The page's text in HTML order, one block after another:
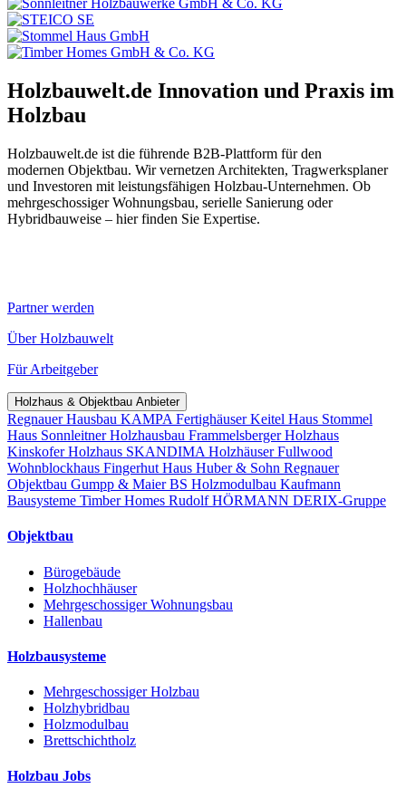
Holzbauwelt.de Innovation und Praxis im
Holzbau
Holzbauwelt.de ist die führende B2B-Plattform für den
modernen Objektbau. Wir vernetzen Architekten, Tragwerksplaner
und Investoren mit leistungsfähigen Holzbau-Unternehmen. Ob
mehrgeschossiger Wohnungsbau, serielle Sanierung oder
Hybridbauweise – hier finden Sie Expertise.
Partner werden
Über Holzbauwelt
Für Arbeitgeber
Holzhaus & Objektbau Anbieter
Regnauer Hausbau KAMPA FertighäuserKeitel Haus Stommel
Haus Sonnleitner Holzhausbau Frammelsberger Holzhaus
Kinskofer Holzhaus SKANDIMA HolzhäuserFullwood
Wohnblockhaus Fingerhut Haus Huber & Sohn Regnauer
Objektbau Gumpp & MaierBS Holzmodulbau Kaufmann
Bausysteme Timber Homes Rudolf HÖRMANN DERIX-Gruppe
Objektbau
Bürogebäude
Holzhochhäuser
Mehrgeschossiger Wohnungsbau
Hallenbau
Holzbausysteme
Mehrgeschossiger Holzbau
Holzhybridbau
Holzmodulbau
Brettschichtholz
Holzbau Jobs